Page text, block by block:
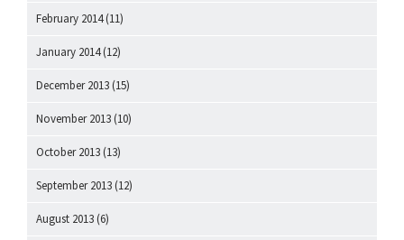
February 2014(11)
January 2014(12)
December 2013 (15)
November 2013 (10)
October 2013 (13)
September 2013 (12)
August 2013 (6)